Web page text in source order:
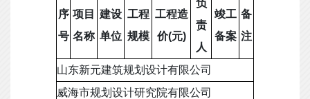
序
号
项目
名称
建设
单位
工程
规模
工程造
价(元)
负
责
人
竣工
备案
备
注
山东新元建筑规划设计有限公司
威海市规划设计研究院有限公司